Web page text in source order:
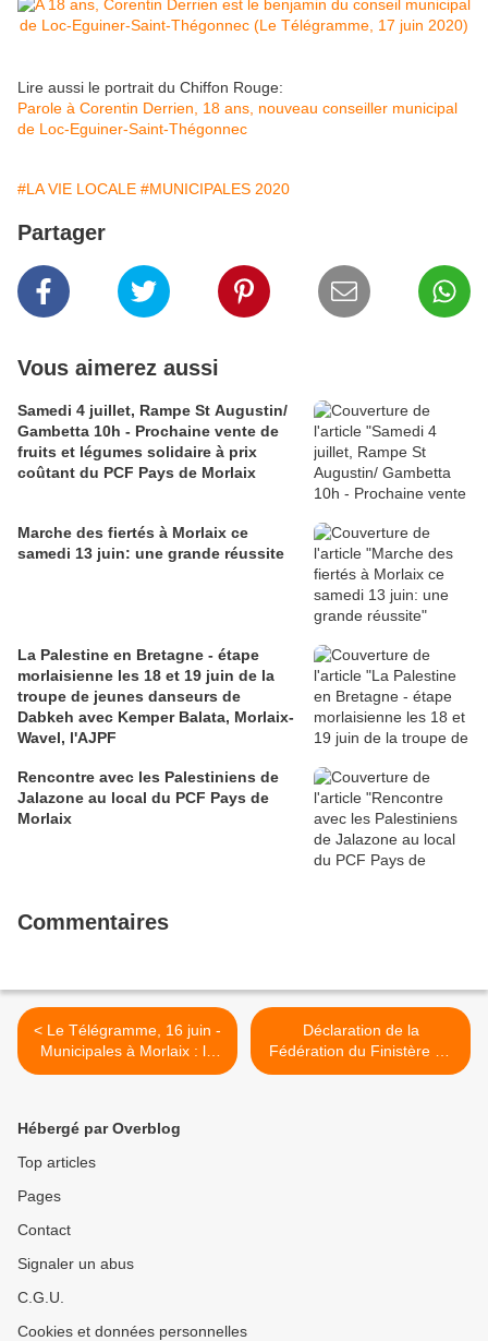
Lire aussi le portrait du Chiffon Rouge:
Parole à Corentin Derrien, 18 ans, nouveau conseiller municipal
de Loc-Eguiner-Saint-Thégonnec
#LA VIE LOCALE #MUNICIPALES 2020
Partager
Vous aimerez aussi
Samedi 4 juillet, Rampe St Augustin/
Gambetta 10h - Prochaine vente de
fruits et légumes solidaire à prix
coûtant du PCF Pays de Morlaix
Marche des fiertés à Morlaix ce
samedi 13 juin: une grande réussite
La Palestine en Bretagne - étape
morlaisienne les 18 et 19 juin de la
troupe de jeunes danseurs de
Dabkeh avec Kemper Balata, Morlaix-
Wavel, l'AJPF
Rencontre avec les Palestiniens de
Jalazone au local du PCF Pays de
Morlaix
Commentaires
< Le Télégramme, 16 juin -
Municipales à Morlaix : la
pandémie de Covid-19 a-t-
? - Les réponses de Jean-
Paul Vermot pour Morlaix
Déclaration de la
Fédération du Finistère du
PCF pour la venue prévue
Hébergé par Overblog
Top articles
Pages
Contact
Signaler un abus
C.G.U.
Cookies et données personnelles